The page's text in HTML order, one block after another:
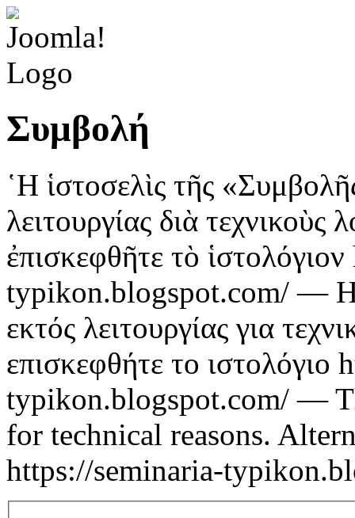
Συμβολή
῾Η ἱστοσελὶς τῆς
λειτουργίας διὰ τεχνικοὺς
ἐπισκεφθῆτε τὸ
typikon.blogspot.com/ — Η
εκτός λειτουργίας για
επισκεφθήτε το
typikon.blogspot.com/ —
for technical reasons.
https://seminaria-